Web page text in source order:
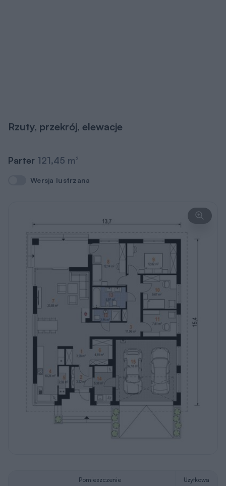
Rzuty, przekrój, elewacje
Parter 121,45 m2
Wersja lustrzana
Wersja lustrzana
Pomieszczenie Użytkowa